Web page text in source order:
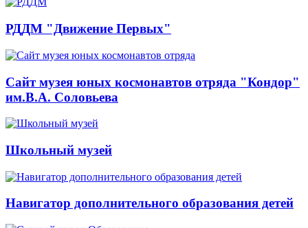
РДДМ "Движение Первых"
Сайт музея юных космонавтов отряда "Кондор"
им.В.А. Соловьева
Школьный музей
Навигатор дополнительного образования детей